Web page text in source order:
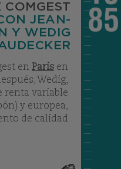
JEAN-
Y WEDIG
en Paris en
Wedig,
renta variable
y europea,
de calidad